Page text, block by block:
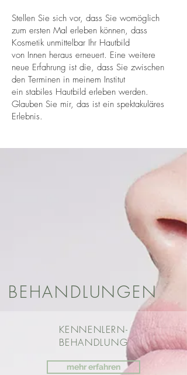
Stellen Sie sich vor, dass Sie womöglich
zum ersten Mal erleben können, dass
Kosmetik unmittelbar Ihr Hautbild
von Innen heraus erneuert. Eine weitere
neue Erfahrung ist die, dass Sie zwischen
den Terminen in meinem Institut
ein stabiles Hautbild erleben werden.
Glauben Sie mir, das ist ein spektakuläres
Erlebnis.
BEHANDLUNGEN
KENNENLERN-
BEHANDLUNG
mehr erfahren